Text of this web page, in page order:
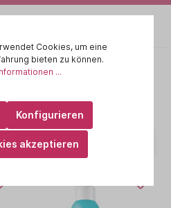
Cookies, um eine
bieten zu können.
...
Konfigurieren
akzeptieren